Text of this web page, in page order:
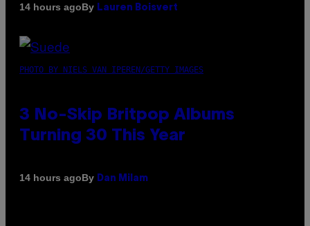
14 hours agoBy Lauren Boisvert
PHOTO BY NIELS VAN IPEREN/GETTY IMAGES
3 No-Skip Britpop Albums
Turning 30 This Year
14 hours agoBy Dan Milam